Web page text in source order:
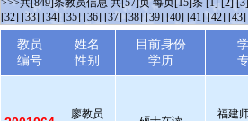
>>>共[849]条教员信息 共[57]页 每页[15]条 [1] [2] [3]
[32] [33] [34] [35] [36] [37] [38] [39] [40] [41] [42] [43]
教员
编号
姓名
性别
目前身份
学历
廖教员
福建